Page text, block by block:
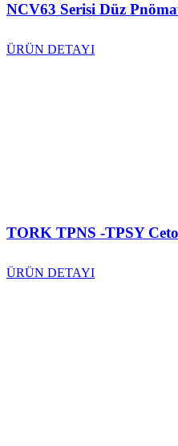
NCV63 Serisi Düz
ÜRÜN DETAYI
TORK TPNS -TPSY
ÜRÜN DETAYI